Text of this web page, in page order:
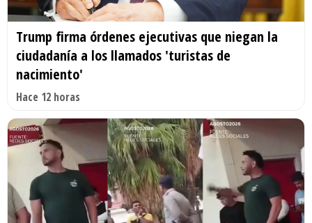
Trump firma órdenes ejecutivas que niegan la
ciudadanía a los llamados 'turistas de
nacimiento'
Hace 12 horas